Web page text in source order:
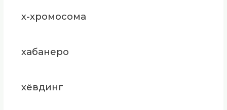
х-хромосома
хабанеро
хёвдинг